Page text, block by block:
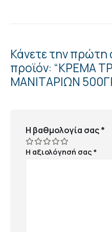
Κάνετε την πρώτη
προϊόν: “ΚΡΕΜΑ
ΜΑΝΙΤΑΡΙΩΝ
Η βαθμολογία σας*
Η αξιολόγησή σας*